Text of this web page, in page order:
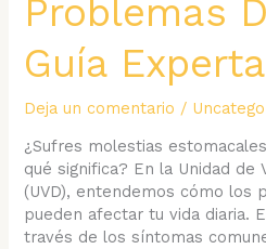
Problemas
Guía
Deja un comentario /
¿Sufres molestias
qué significa? En la Unidad de
(UVD), entendemos cómo los
pueden afectar tu vida diaria.
través de los síntomas